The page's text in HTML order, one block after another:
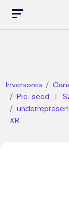
Inversores
Pre-seed
|
XR